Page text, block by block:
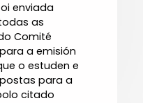
enviada
as
Comité
a emisión
o estuden e
para a
citado